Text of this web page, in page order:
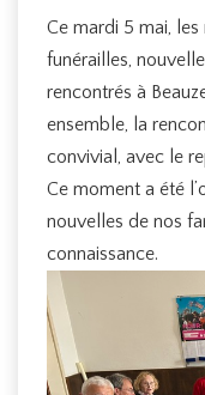
Ce mardi 5 mai, les
funérailles,
rencontrés à
ensemble, la
convivial, avec le
Ce moment a été
nouvelles de nos
connaissance.